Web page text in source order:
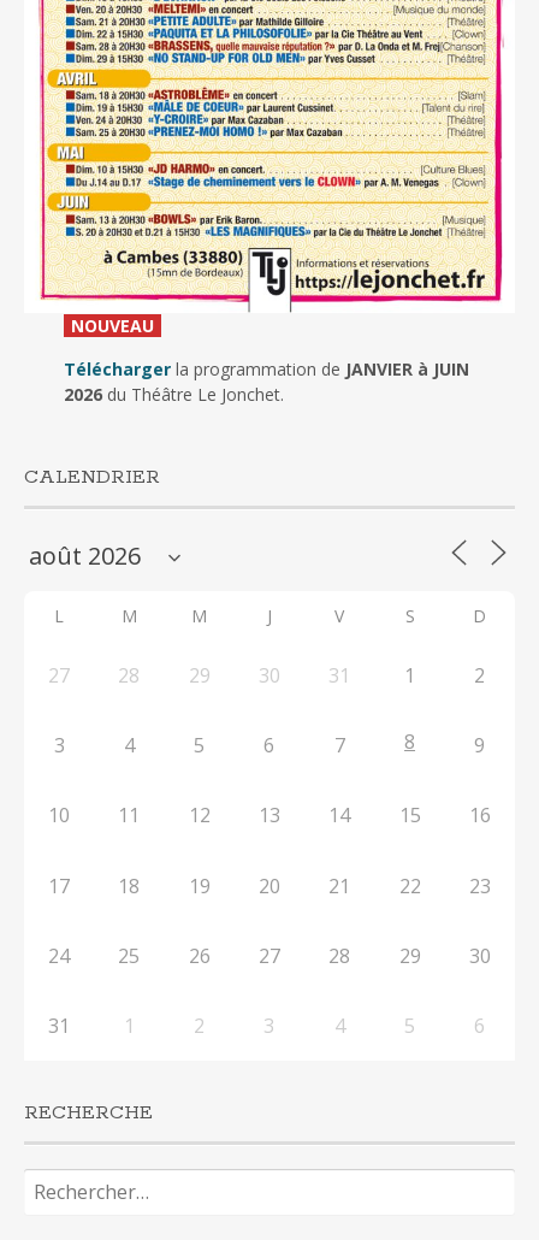
NOUVEAU_
Télécharger la programmation de JANVIER à JUIN
2026du Théâtre Le Jonchet.
CALENDRIER
L M M J V S D
27 28 29 30 31 1 2
3 4 5 6 7 8 9
10 11 12 13 14 15 16
17 18 19 20 21 22 23
24 25 26 27 28 29 30
31 1 2 3 4 5 6
RECHERCHE